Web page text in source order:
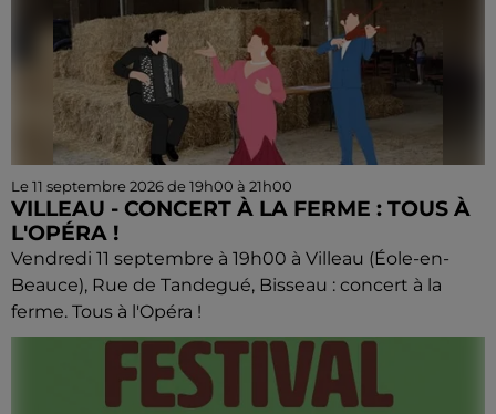
Le 11 septembre 2026 de 19h00 à 21h00
VILLEAU - CONCERT À LA FERME : TOUS À
L'OPÉRA !
Vendredi 11 septembre à 19h00 à Villeau (Éole-en-
Beauce), Rue de Tandegué, Bisseau : concert à la
ferme. Tous à l'Opéra !